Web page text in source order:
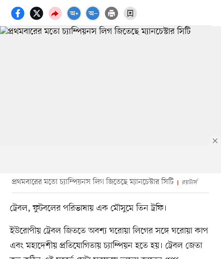
প্রথমবারের মতো চ্যাম্পিয়নস লিগ জিতেছে ম্যানচেস্টার সিটি রয়টার্স
ট্রেবল, ফুটবলের পরিভাষায় এক মৌসুমে তিন ট্রফি।
ইউরোপীয় ট্রেবল জিততে অবশ্য ঘরোয়া লিগের সঙ্গে ঘরোয়া কাপ
এবং মহাদেশীয় প্রতিযোগিতায় চ্যাম্পিয়ন হতে হয়। ট্রেবল জেতা